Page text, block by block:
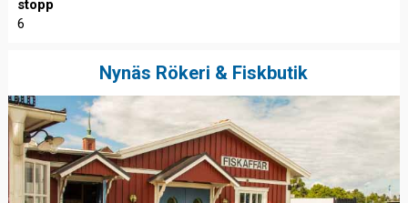
stopp
6
Nynäs Rökeri & Fiskbutik